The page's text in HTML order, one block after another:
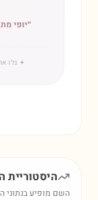
״יופי
✦ גלו
השם מופיע בנתוני